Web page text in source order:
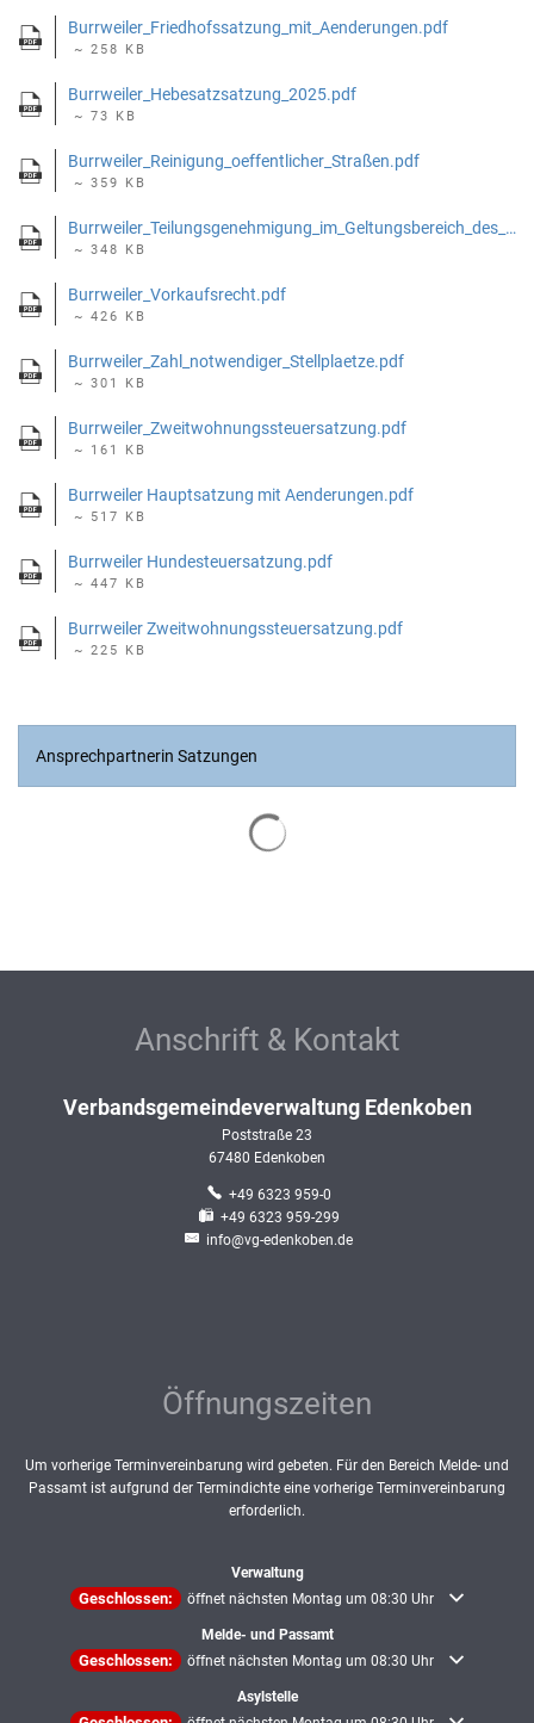
Burrweiler_Friedhofssatzung_mit_Aenderungen.pdf
~ 258 KB
Burrweiler_Hebesatzsatzung_2025.pdf
~ 73 KB
Burrweiler_Reinigung_oeffentlicher_Straßen.pdf
~ 359 KB
Burrweiler_Teilungsgenehmigung_im_Geltungsbereich_des_Bebauungsplans_Im_Talacker_beim Brunnenhausel.pdf
~ 348 KB
Burrweiler_Vorkaufsrecht.pdf
~ 426 KB
Burrweiler_Zahl_notwendiger_Stellplaetze.pdf
~ 301 KB
Burrweiler_Zweitwohnungssteuersatzung.pdf
~ 161 KB
Burrweiler Hauptsatzung mit Aenderungen.pdf
~ 517 KB
Burrweiler Hundesteuersatzung.pdf
~ 447 KB
Burrweiler Zweitwohnungssteuersatzung.pdf
~ 225 KB
Ansprechpartnerin Satzungen
Anschrift & Kontakt
Verbandsgemeindeverwaltung Edenkoben
Poststraße 23
67480 Edenkoben
+49 6323 959-0
+49 6323 959-299
info@vg-edenkoben.de
Öffnungszeiten
Um vorherige Terminvereinbarung wird gebeten. Für den Bereich Melde- und
Passamt ist aufgrund der Termindichte eine vorherige Terminvereinbarung
erforderlich.
Verwaltung
Klicken, um weitere Öffnungs- oder Schließzeiten auszublenden
Geschlossen: öffnet nächsten Montag um 08:30 Uhr
Melde- und Passamt
Klicken, um weitere Öffnungs- oder Schließzeiten auszublenden
Geschlossen: öffnet nächsten Montag um 08:30 Uhr
Asylstelle